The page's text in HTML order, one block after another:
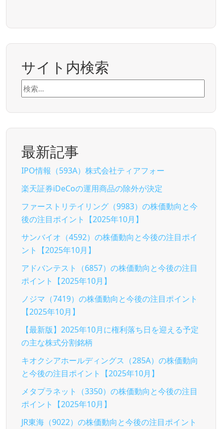
サイト内検索
検
索:
最新記事
IPO情報（593A）株式会社ティアフォー
楽天証券iDeCoの運用商品の除外が決定
ファーストリテイリング（9983）の株価動向と今
後の注目ポイント【2025年10月】
サンバイオ（4592）の株価動向と今後の注目ポイ
ント【2025年10月】
アドバンテスト（6857）の株価動向と今後の注目
ポイント【2025年10月】
ノジマ（7419）の株価動向と今後の注目ポイント
【2025年10月】
【最新版】2025年10月に権利落ち日を迎える予定
の主な株式分割銘柄
キオクシアホールディングス（285A）の株価動向
と今後の注目ポイント【2025年10月】
メタプラネット（3350）の株価動向と今後の注目
ポイント【2025年10月】
JR東海（9022）の株価動向と今後の注目ポイント